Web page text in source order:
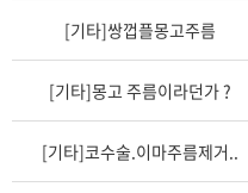
[기타]쌍껍플몽고주름
[기타]몽고 주름이라던가 ?
[기타]코수술.이마주름제거..